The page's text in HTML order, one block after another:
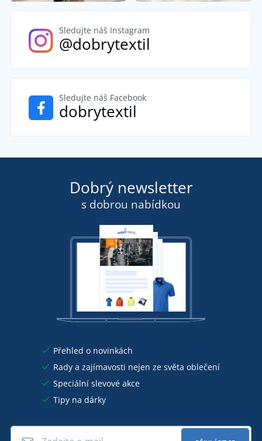
Sledujte náš Instagram
@dobrytextil
Sledujte náš Facebook
dobrytextil
Dobrý newsletter
s dobrou nabídkou
Přehled o novinkách
Rady a zajímavosti nejen ze světa oblečení
Speciální slevové akce
Tipy na dárky